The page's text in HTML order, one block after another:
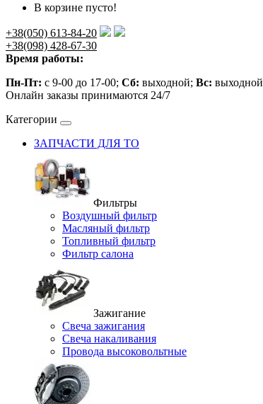
В корзине пусто!
+38(050) 613-84-20
+38(098) 428-67-30
Время работы:
Пн-Пт: с 9-00 до 17-00; Сб: выходной; Вс: выходной
Онлайн заказы принимаются 24/7
Категории
ЗАПЧАСТИ ДЛЯ ТО
Фильтры
Воздушный фильтр
Масляный фильтр
Топливный фильтр
Фильтр салона
Зажигание
Свеча зажигания
Свеча накаливания
Провода высоковольтные